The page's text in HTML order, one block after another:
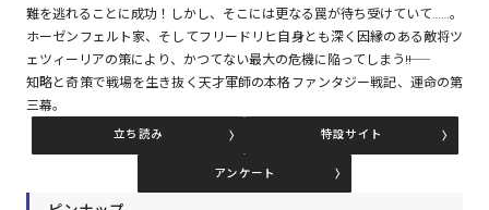
コミックエッセイ
難を逃れることに成功！しかし、そこには更なる罠が待ち受けていて……。
ホーゼンフェルト家、そしてフリードリヒ自身とも深く因縁のある敵将ツ
ェツィーリアの策により、かつてない最大の危機に陥ってしまう――!!
知略と奇策で戦場を生き抜く天才軍師の本格ファンタジー戦記、運命の第
三幕。
立ち読み 特設サイト
アンケート